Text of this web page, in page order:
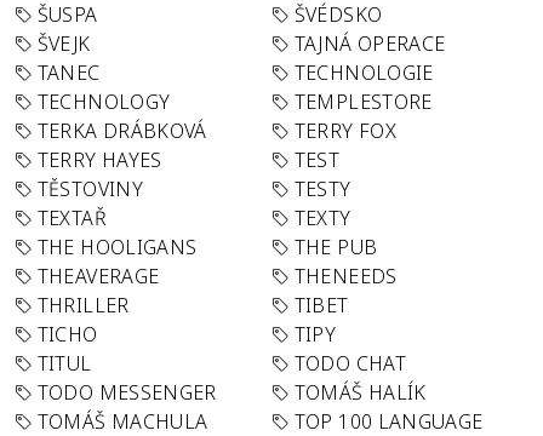
ŠUSPA
ŠVÉDSKO
ŠVEJK
TAJNÁ OPERACE
TANEC
TECHNOLOGIE
TECHNOLOGY
TEMPLESTORE
TERKA DRÁBKOVÁ
TERRY FOX
TERRY HAYES
TEST
TĚSTOVINY
TESTY
TEXTAŘ
TEXTY
THE HOOLIGANS
THE PUB
THEAVERAGE
THENEEDS
THRILLER
TIBET
TICHO
TIPY
TITUL
TODO CHAT
TODO MESSENGER
TOMÁŠ HALÍK
TOMÁŠ MACHULA
TOP 100 LANGUAGE